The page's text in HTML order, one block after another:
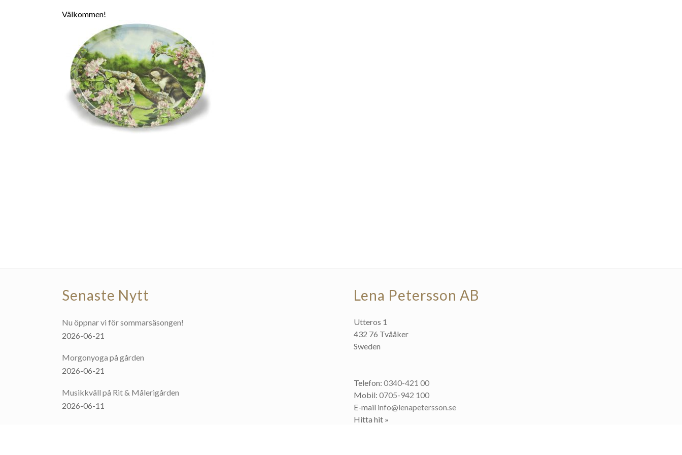
Välkommen!
Senaste Nytt
Nu öppnar vi för sommarsäsongen!
2026-06-21
Morgonyoga på gården
2026-06-21
Musikkväll på Rit & Målerigården
2026-06-11
Lena Petersson AB
Utteros 1
432 76 Tvååker
Sweden
Telefon: 0340-421 00
Mobil: 0705-942 100
E-mail info@lenapetersson.se
Hitta hit »